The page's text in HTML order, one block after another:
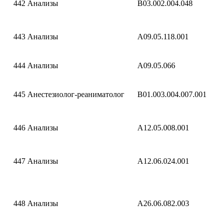
442 Анализы B03.002.004.048
443 Анализы A09.05.118.001
444 Анализы A09.05.066
445 Анестезиолог-реаниматолог B01.003.004.007.001
446 Анализы A12.05.008.001
447 Анализы A12.06.024.001
448 Анализы A26.06.082.003